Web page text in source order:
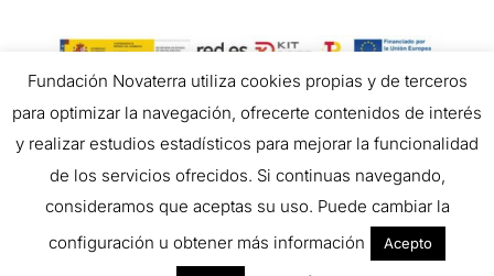
Copyright © 2026 All Rights Reserved.
Fundación Novaterra utiliza cookies propias y de terceros
para optimizar la navegación, ofrecerte contenidos de interés
y realizar estudios estadísticos para mejorar la funcionalidad
de los servicios ofrecidos. Si continuas navegando,
consideramos que aceptas su uso. Puede cambiar la
configuración u obtener más información
Acepto